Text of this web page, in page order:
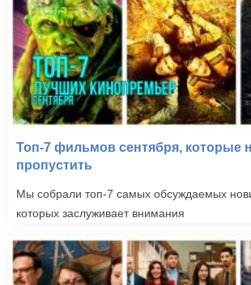
Топ-7 фильмов сентября, которые
пропустить
Мы собрали топ-7 самых обсуждаемых
которых заслуживает внимания